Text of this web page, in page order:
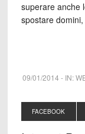
superare anche
spostare
09/01/2014 - IN:
FACEBOOK